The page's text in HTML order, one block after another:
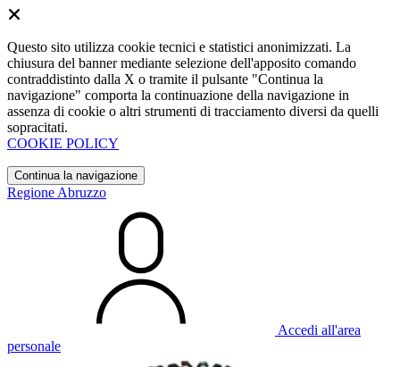
Questo sito utilizza cookie tecnici e statistici anonimizzati. La
chiusura del banner mediante selezione dell'apposito comando
contraddistinto dalla X o tramite il pulsante "Continua la
navigazione" comporta la continuazione della navigazione in
assenza di cookie o altri strumenti di tracciamento diversi da quelli
sopracitati.
COOKIE POLICY
Continua la navigazione
Regione Abruzzo
Accedi all'area
personale